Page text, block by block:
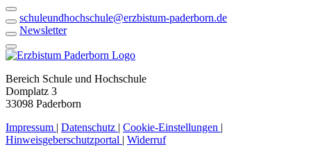
schuleundhochschule@erzbistum-paderborn.de
Newsletter
Bereich Schule und Hochschule
Domplatz 3
33098 Paderborn
Impressum | Datenschutz | Cookie-Einstellungen |
Hinweisgeberschutzportal | Widerruf